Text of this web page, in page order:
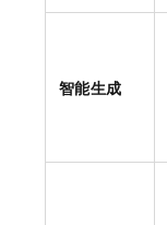
智能生成